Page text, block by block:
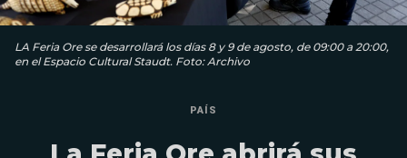
LA Feria Ore se desarrollará los días 8 y 9 de agosto, de 09:00 a 20:00,
en el Espacio Cultural Staudt. Foto: Archivo
PAÍS